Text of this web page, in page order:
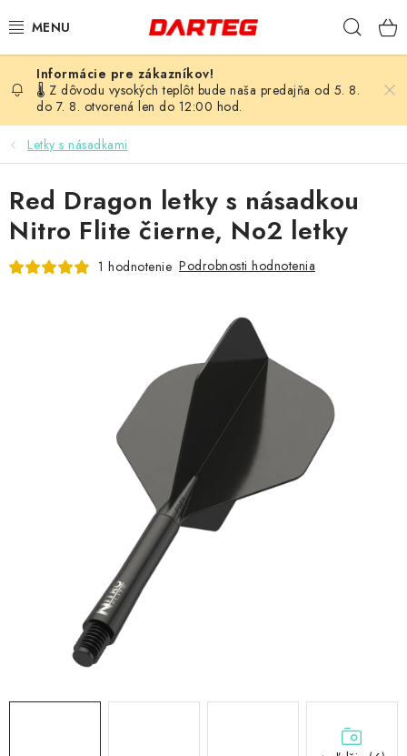
na
ŠÍPKY
TERČE
LETKY
NÁSADKY
TERČE A ŠÍPKY
DARČEKOVÉ POUKAZY
🌡️ Z dôvodu vysokých teplôt bude naša predajňa od 5. 8.
do 7. 8. otvorená len do 12:00 hod.
Letky s násadkami
Red Dragon letky s násadkou
Nitro Flite čierne, No2 letky
1 hodnotenie Podrobnosti hodnotenia